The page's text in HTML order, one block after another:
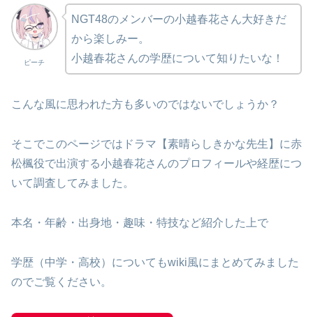
ピーチ
NGT48のメンバーの小越春花さん大好きだ
から楽しみー。
小越春花さんの学歴について知りたいな！
こんな風に思われた方も多いのではないでしょうか？
そこでこのページではドラマ【素晴らしきかな先生】に赤
松楓役で出演する小越春花さんのプロフィールや経歴につ
いて調査してみました。
本名・年齢・出身地・趣味・特技など紹介した上で
学歴（中学・高校）についてもwiki風にまとめてみました
のでご覧ください。